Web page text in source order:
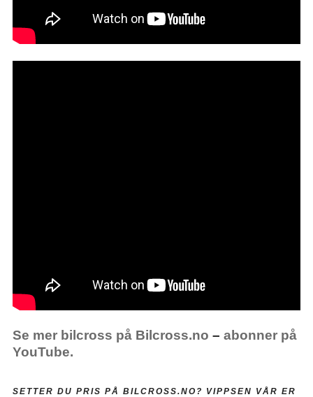
Se mer bilcross på Bilcross.no – abonner på
YouTube.
SETTER DU PRIS PÅ BILCROSS.NO? VIPPSEN VÅR ER